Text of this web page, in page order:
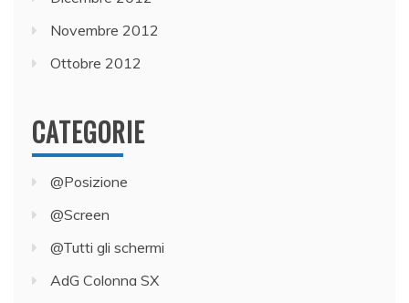
Novembre 2012
Ottobre 2012
CATEGORIE
@Posizione
@Screen
@Tutti gli schermi
AdG Colonna SX